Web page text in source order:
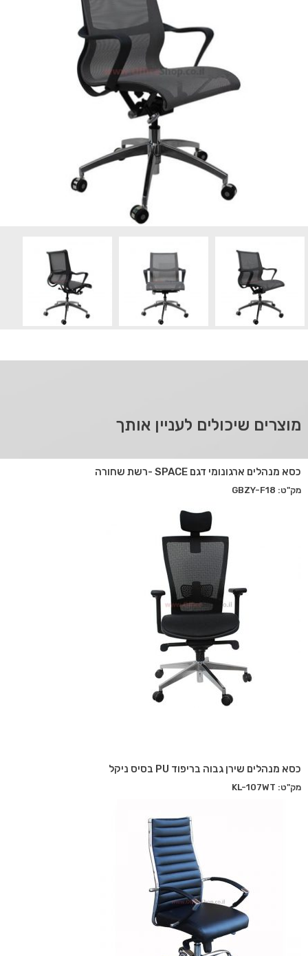
מוצרים שיכולים לעניין אותך
כסא מנהלים ארגונומי דגם SPACE -רשת שחורה
מק"ט: GBZY-F18
כסא מנהלים שירן גבוה בריפוד PU בסיס ניקל
מק"ט: KL-107WT